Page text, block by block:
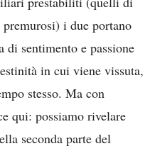
i due portano
di sentimento e passione
in cui viene vissuta,
stesso. Ma con
qui: possiamo rivelare
seconda parte del